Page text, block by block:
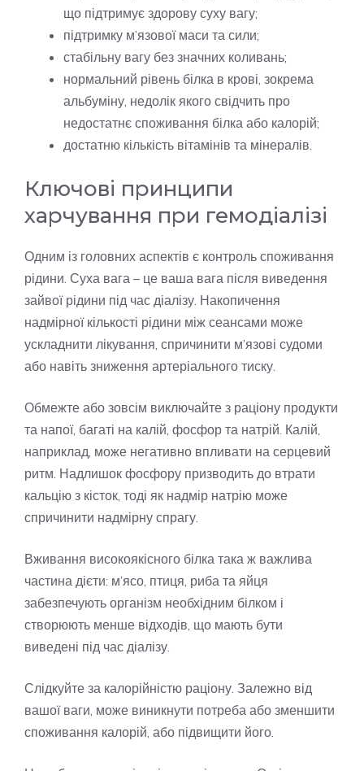
що підтримує здорову суху вагу;
підтримку м’язової маси та сили;
стабільну вагу без значних коливань;
нормальний рівень білка в крові, зокрема
альбуміну, недолік якого свідчить про
недостатнє споживання білка або калорій;
достатню кількість вітамінів та мінералів.
Ключові принципи
харчування при гемодіалізі
Одним із головних аспектів є контроль споживання
рідини. Суха вага – це ваша вага після виведення
зайвої рідини під час діалізу. Накопичення
надмірної кількості рідини між сеансами може
ускладнити лікування, спричинити м’язові судоми
або навіть зниження артеріального тиску.
Обмежте або зовсім виключайте з раціону продукти
та напої, багаті на калій, фосфор та натрій. Калій,
наприклад, може негативно впливати на серцевий
ритм. Надлишок фосфору призводить до втрати
кальцію з кісток, тоді як надмір натрію може
спричинити надмірну спрагу.
Вживання високоякісного білка така ж важлива
частина дієти: м’ясо, птиця, риба та яйця
забезпечують організм необхідним білком і
створюють менше відходів, що мають бути
виведені під час діалізу.
Слідкуйте за калорійністю раціону. Залежно від
вашої ваги, може виникнути потреба або зменшити
споживання калорій, або підвищити його.